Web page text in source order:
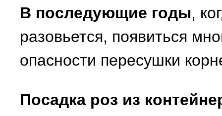
В последующие годы,
разовьется, появиться
опасности пересушки
Посадка роз из